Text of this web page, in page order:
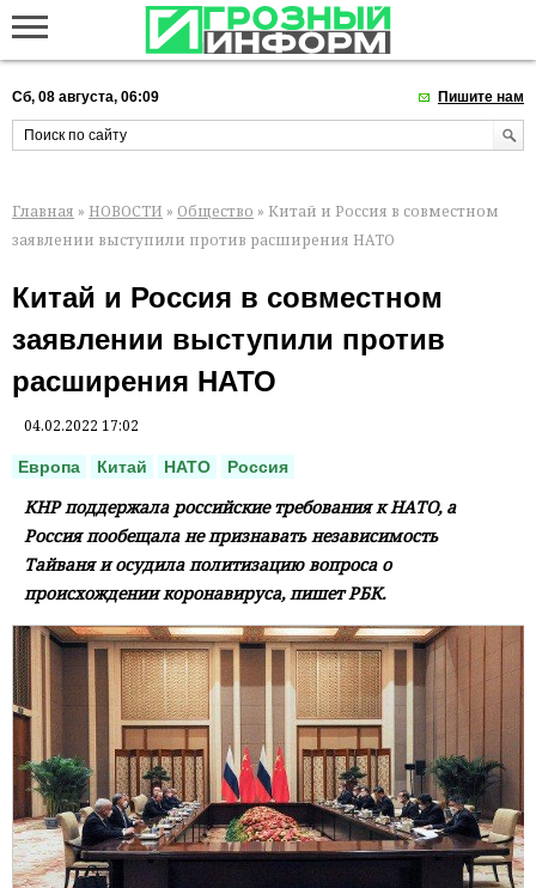
Сб, 08 августа, 06:09 Пишите нам
Главная » НОВОСТИ » Общество » Китай и Россия в совместном
заявлении выступили против расширения НАТО
Китай и Россия в совместном
заявлении выступили против
расширения НАТО
04.02.2022 17:02
Европа Китай НАТО Россия
КНР поддержала российские требования к НАТО, а
Россия пообещала не признавать независимость
Тайваня и осудила политизацию вопроса о
происхождении коронавируса, пишет РБК.